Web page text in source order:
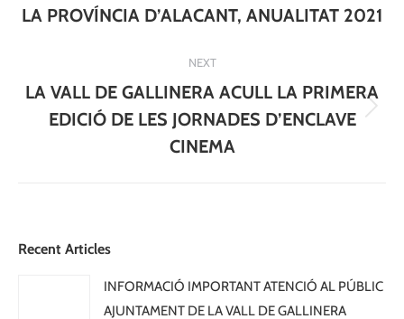
LA PROVÍNCIA D’ALACANT, ANUALITAT 2021
NEXT
Next
post:
LA VALL DE GALLINERA ACULL LA PRIMERA
EDICIÓ DE LES JORNADES D’ENCLAVE
CINEMA
Recent Articles
INFORMACIÓ IMPORTANT ATENCIÓ AL PÚBLIC
AJUNTAMENT DE LA VALL DE GALLINERA